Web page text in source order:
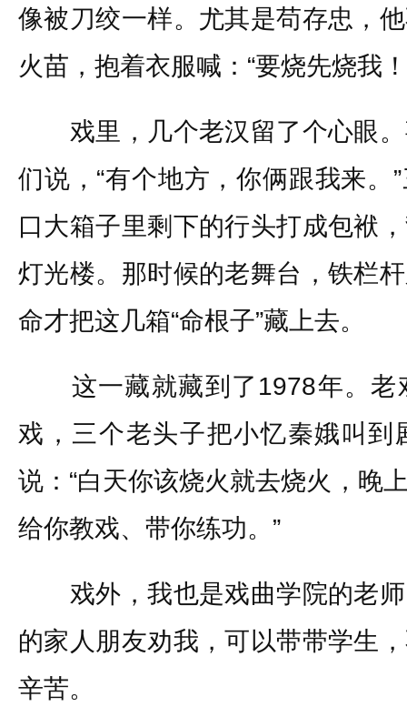
像被刀绞一样。尤其是苟存忠，
火苗，抱着衣服喊：“要烧先烧我
戏里，几个老汉留了个心眼。
们说，“有个地方，你俩跟我来。
口大箱子里剩下的行头打成包袱
灯光楼。那时候的老舞台，铁栏
命才把这几箱“命根子”藏上去。
这一藏就藏到了1978年。老
戏，三个老头子把小忆秦娥叫到
说：“白天你该烧火就去烧火，晚
给你教戏、带你练功。”
戏外，我也是戏曲学院的老师
的家人朋友劝我，可以带带学生
辛苦。